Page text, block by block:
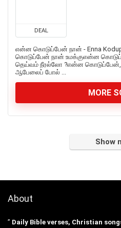
DEAL
என்ன கொடுப்பேன் நான் - Enna
கொடுப்பேன் நான் உமக்குஎன்ன
தெய்வம் நீரல்லோ ?என்ன
ஆபேலைப் போல் ...
MORE
Show
About
” Daily Bible verses, Christian